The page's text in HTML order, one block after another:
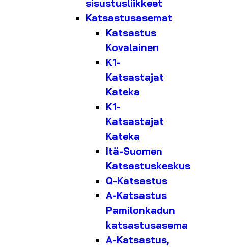
sisustusliikkeet
Katsastusasemat
Katsastus
Kovalainen
K1-
Katsastajat
Kateka
K1-
Katsastajat
Kateka
Itä-Suomen
Katsastuskeskus
Q-Katsastus
A-Katsastus
Pamilonkadun
katsastusasema
A-Katsastus,